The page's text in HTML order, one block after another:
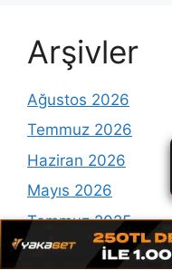
Arşivler
Ağustos 2026
Temmuz 2026
Haziran 2026
Mayıs 2026
Temmuz 2025
Mayıs 2025